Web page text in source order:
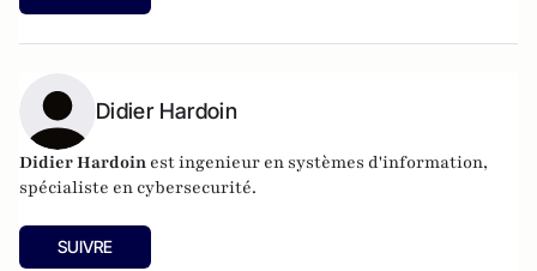
Appliquée - EGA. Il intervient comme conseil en appui aux
Cercle K2, il est aussi spécialiste des problématiques ayant
trait à l'impact des nouvelles technologies et du cyber, sur
les écosystèmes économique et sociaux. Mais également, sur
la prégnance des conflits géoéconomiques et des ingérences
Professeur à l'IRIS (l’Institut de Relations Internationales
et Stratégiques), il y enseigne l'intelligence économique, les
Didier Hardoin
Didier Hardoin est ingenieur en systèmes d'information,
spécialiste en cybersecurité.
SUIVRE